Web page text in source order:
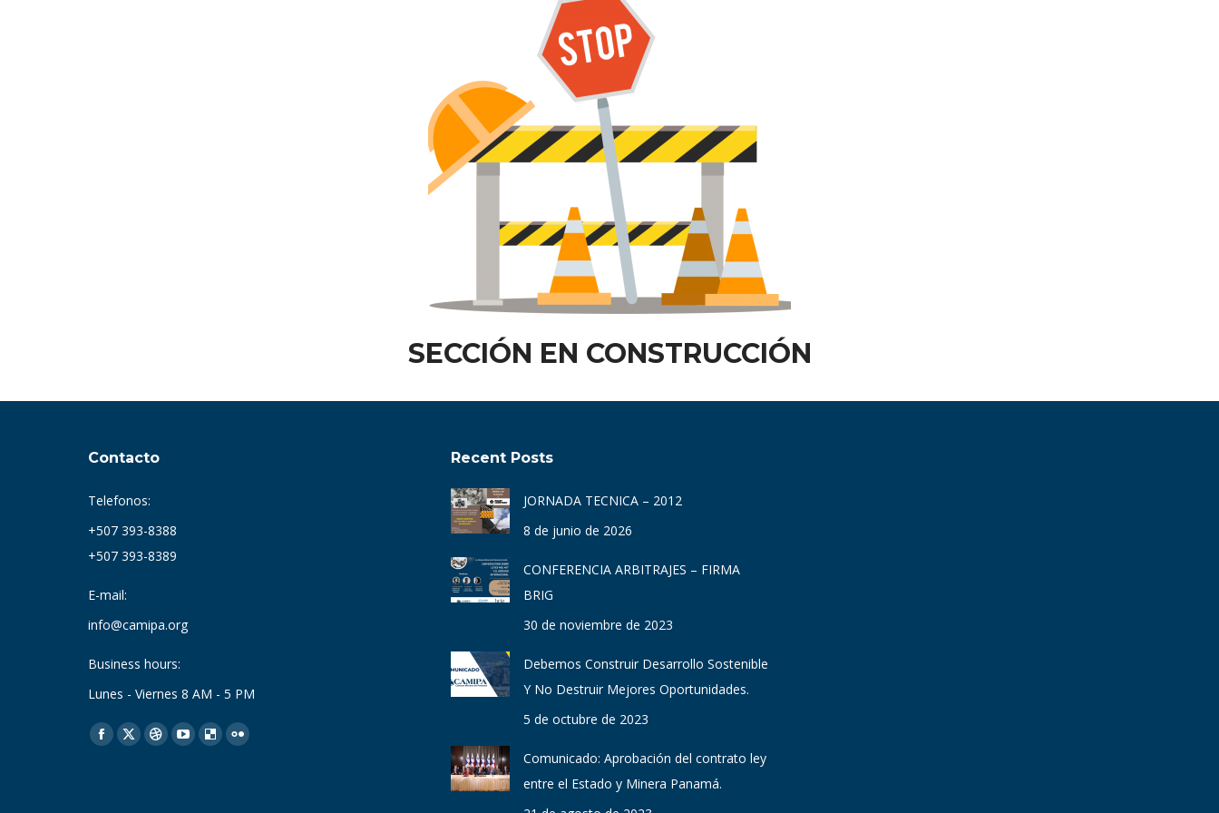
SECCIÓN EN CONSTRUCCIÓN
Contacto
Telefonos:
+507 393-8388
+507 393-8389
E-mail:
info@camipa.org
Business hours:
Lunes - Viernes 8 AM - 5 PM
Find us on:
Facebook
X
DribbbleYouTube
Delicious
Flickr
Recent Posts
JORNADA TECNICA – 2012
8 de junio de 2026
CONFERENCIA ARBITRAJES – FIRMA
BRIG
30 de noviembre de 2023
Debemos Construir Desarrollo Sostenible
Y No Destruir Mejores Oportunidades.
5 de octubre de 2023
Comunicado: Aprobación del contrato ley
entre el Estado y Minera Panamá.